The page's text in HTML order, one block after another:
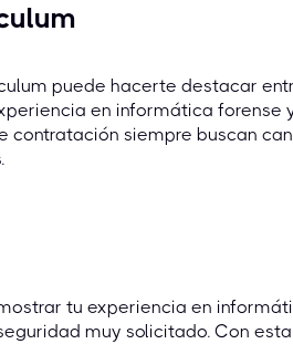
puede hacerte destacar
en informática forense
contratación siempre buscan
tu experiencia en
muy solicitado. Con